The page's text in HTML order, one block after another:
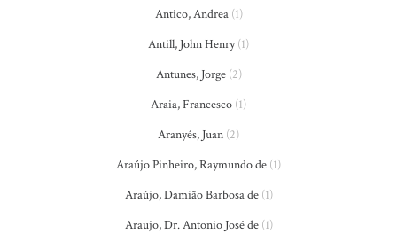
Antico, Andrea(1)
Antill, John Henry(1)
Antunes, Jorge(2)
Araia, Francesco (1)
Aranyés, Juan (2)
Araújo Pinheiro, Raymundo de (1)
Araújo, Damião Barbosa de(1)
Araujo, Dr. Antonio José de(1)